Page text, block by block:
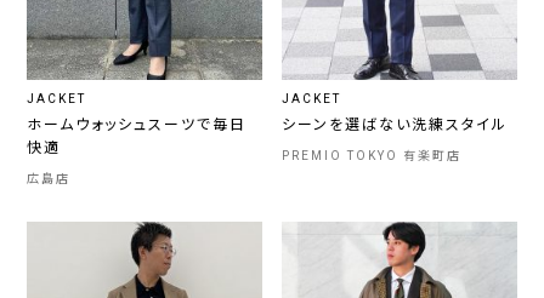
JACKET
ホームウォッシュスーツで毎日
快適
広島店
JACKET
シーンを選ばない洗練スタイル
PREMIO TOKYO 有楽町店